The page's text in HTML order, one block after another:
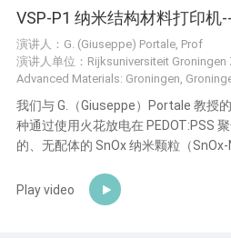
VSP-P1 纳米结构材料打印
演讲人：G. (Giuseppe) Portale, Prof
演讲人单位：Rijksuniversiteit
Advanced Materials: Groningen,
我们与 G.（Giuseppe）Portale 教授
种通过使用火花放电在 PEDOT:PSS
的、无配体的 SnOx 纳米颗粒（SnOx-
Play video